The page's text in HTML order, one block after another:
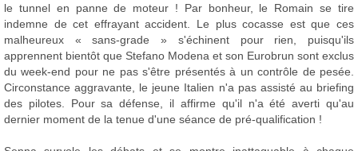
le tunnel en panne de moteur ! Par bonheur, le Romain se tire
indemne de cet effrayant accident. Le plus cocasse est que ces
malheureux « sans-grade » s'échinent pour rien, puisqu'ils
apprennent bientôt que Stefano Modena et son Eurobrun sont exclus
du week-end pour ne pas s'être présentés à un contrôle de pesée.
Circonstance aggravante, le jeune Italien n'a pas assisté au briefing
des pilotes. Pour sa défense, il affirme qu'il n'a été averti qu'au
dernier moment de la tenue d'une séance de pré-qualification !